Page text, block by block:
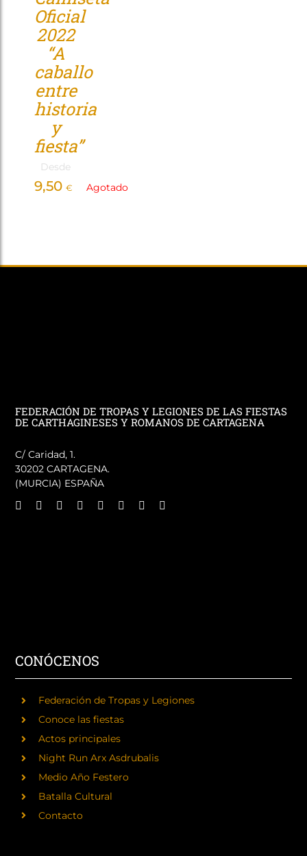
Oficial
2022
“A
caballo
entre
historia
y
fiesta”
Desde
9,50 € Agotado
FEDERACIÓN DE TROPAS Y LEGIONES DE LAS FIESTAS
DE CARTHAGINESES Y ROMANOS DE CARTAGENA
C/ Caridad, 1.
30202 CARTAGENA.
(MURCIA) ESPAÑA
CONÓCENOS
Federación de Tropas y Legiones
Conoce las fiestas
Actos principales
Night Run Arx Asdrubalis
Medio Año Festero
Batalla Cultural
Contacto